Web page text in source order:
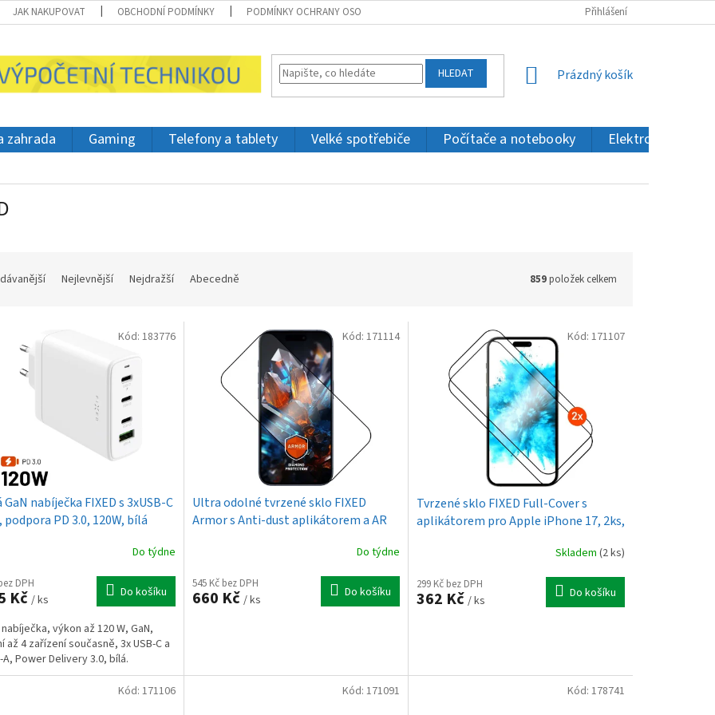
JAK NAKUPOVAT OBCHODNÍ PODMÍNKY PODMÍNKY OCHRANY OSOBNÍCH ÚDAJŮ Přihlášení
HLEDAT
NÁKUPNÍ
Prázdný košík
zahrada Gaming Telefony a tablety Velké spotřebiče Počítače a notebooky Elektronika a IT
Nejlevnější Nejdražší Abecedně 859položek celkem
nabíječka FIXED s 3xUSB-C
podpora PD 3.0, 120W, bílá
Do týdne
DPH
Kč / ks Do košíku
výkon až 120 W, GaN,
až 4 zařízení současně, 3x USB-C a
A, Power Delivery 3.0, bílá.
Kód: 183776
Ultra odolné tvrzené sklo FIXED
Armor s Anti-dust aplikátorem a AR
Do týdne
545 Kč bez DPH
660 Kč / ks Do košíku
Kód: 171114
Tvrzené sklo FIXED Full-Cover s
aplikátorem pro Apple iPhone 17, 2ks,
Skladem (2 ks)
299 Kč bez DPH
362 Kč / ks Do košíku
Kód: 171107
Kód: 171106 Kód: 171091 Kód: 178741